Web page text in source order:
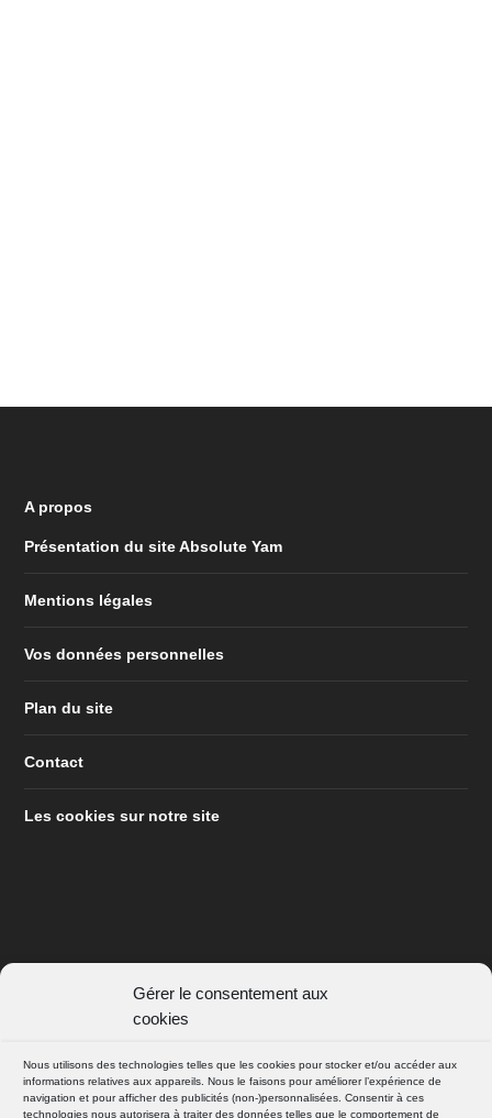
Gérer le consentement aux
cookies
Nous utilisons des technologies telles que les cookies pour stocker et/ou accéder aux
informations relatives aux appareils. Nous le faisons pour améliorer l’expérience de
navigation et pour afficher des publicités (non-)personnalisées. Consentir à ces
technologies nous autorisera à traiter des données telles que le comportement de
A propos
Présentation du site Absolute Yam
Mentions légales
Vos données personnelles
Plan du site
Contact
Les cookies sur notre site
SUIVEZ NOUS